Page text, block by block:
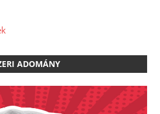
ADOMÁNY